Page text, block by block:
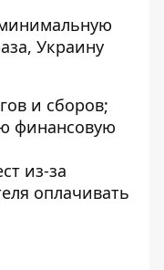
Украину
и сборов;
финансовую
из-за
оплачивать